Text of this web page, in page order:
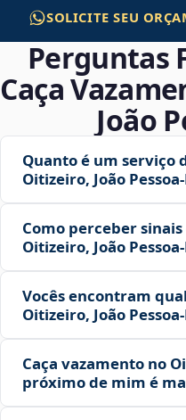
SOLICITE SEU
Perguntas
Caça
João
Quanto é um serviço
Oitizeiro, João
Como perceber
Oitizeiro, João
Vocês encontram
Oitizeiro, João
Caça vazamento no
próximo de mim é